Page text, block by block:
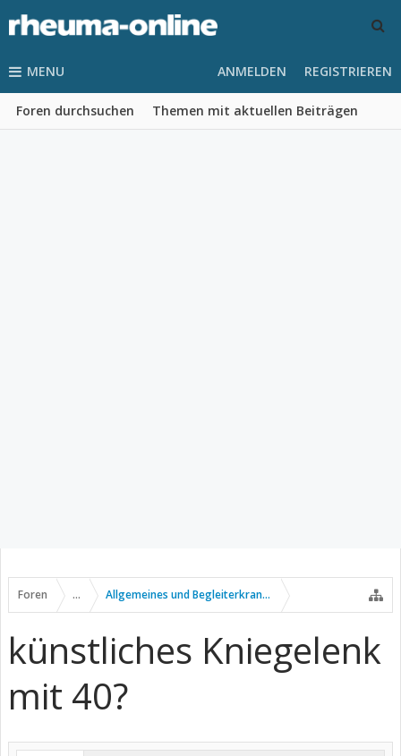
MENU
Foren durchsuchen Themen mit aktuellen Beiträgen
ANMELDEN REGISTRIEREN
Foren ... Allgemeines und Begleiterkrankungen
künstliches Kniegelenk
mit 40?